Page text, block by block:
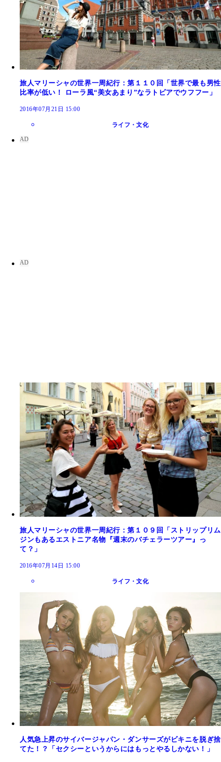
旅人マリーシャの世界一周紀行：第１１０回「世界で最も男性
比率が低い！ ローラ風“美女あまり”なラトビアでウフフー」
2016年07月21日 15:00
ライフ・文化
旅人マリーシャの世界一周紀行：第１０９回「ストリップリム
ジンもあるエストニア名物『週末のバチェラーツアー』っ
て？」
2016年07月14日 15:00
ライフ・文化
人気急上昇のサイバージャパン・ダンサーズがビキニを脱ぎ捨
てた！？「セクシーというからにはもっとやるしかない！」